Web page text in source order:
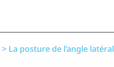
> La posture de l’angle latéral